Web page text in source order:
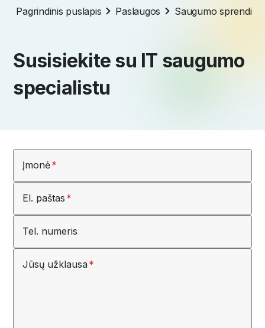
Pagrindinis puslapis Paslaugos Saugumo
Susisiekite su IT saugumo
specialistu
Įmonė
El. paštas
Tel. numeris
Jūsų užklausa